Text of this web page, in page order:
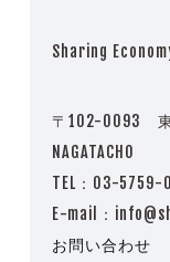
Sharing
〒102-0093 東
NAGATACHO
TEL：03-5759-
E-mail：
お問い合わせ